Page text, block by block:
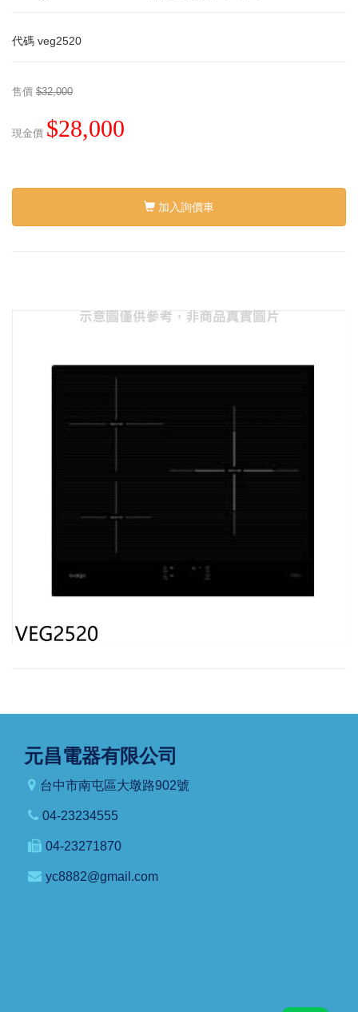
代碼 veg2520
售價 $32,000
現金價 $28,000
加入詢價車
元昌電器有限公司
台中市南屯區大墩路902號
04-23234555
04-23271870
yc8882@gmail.com